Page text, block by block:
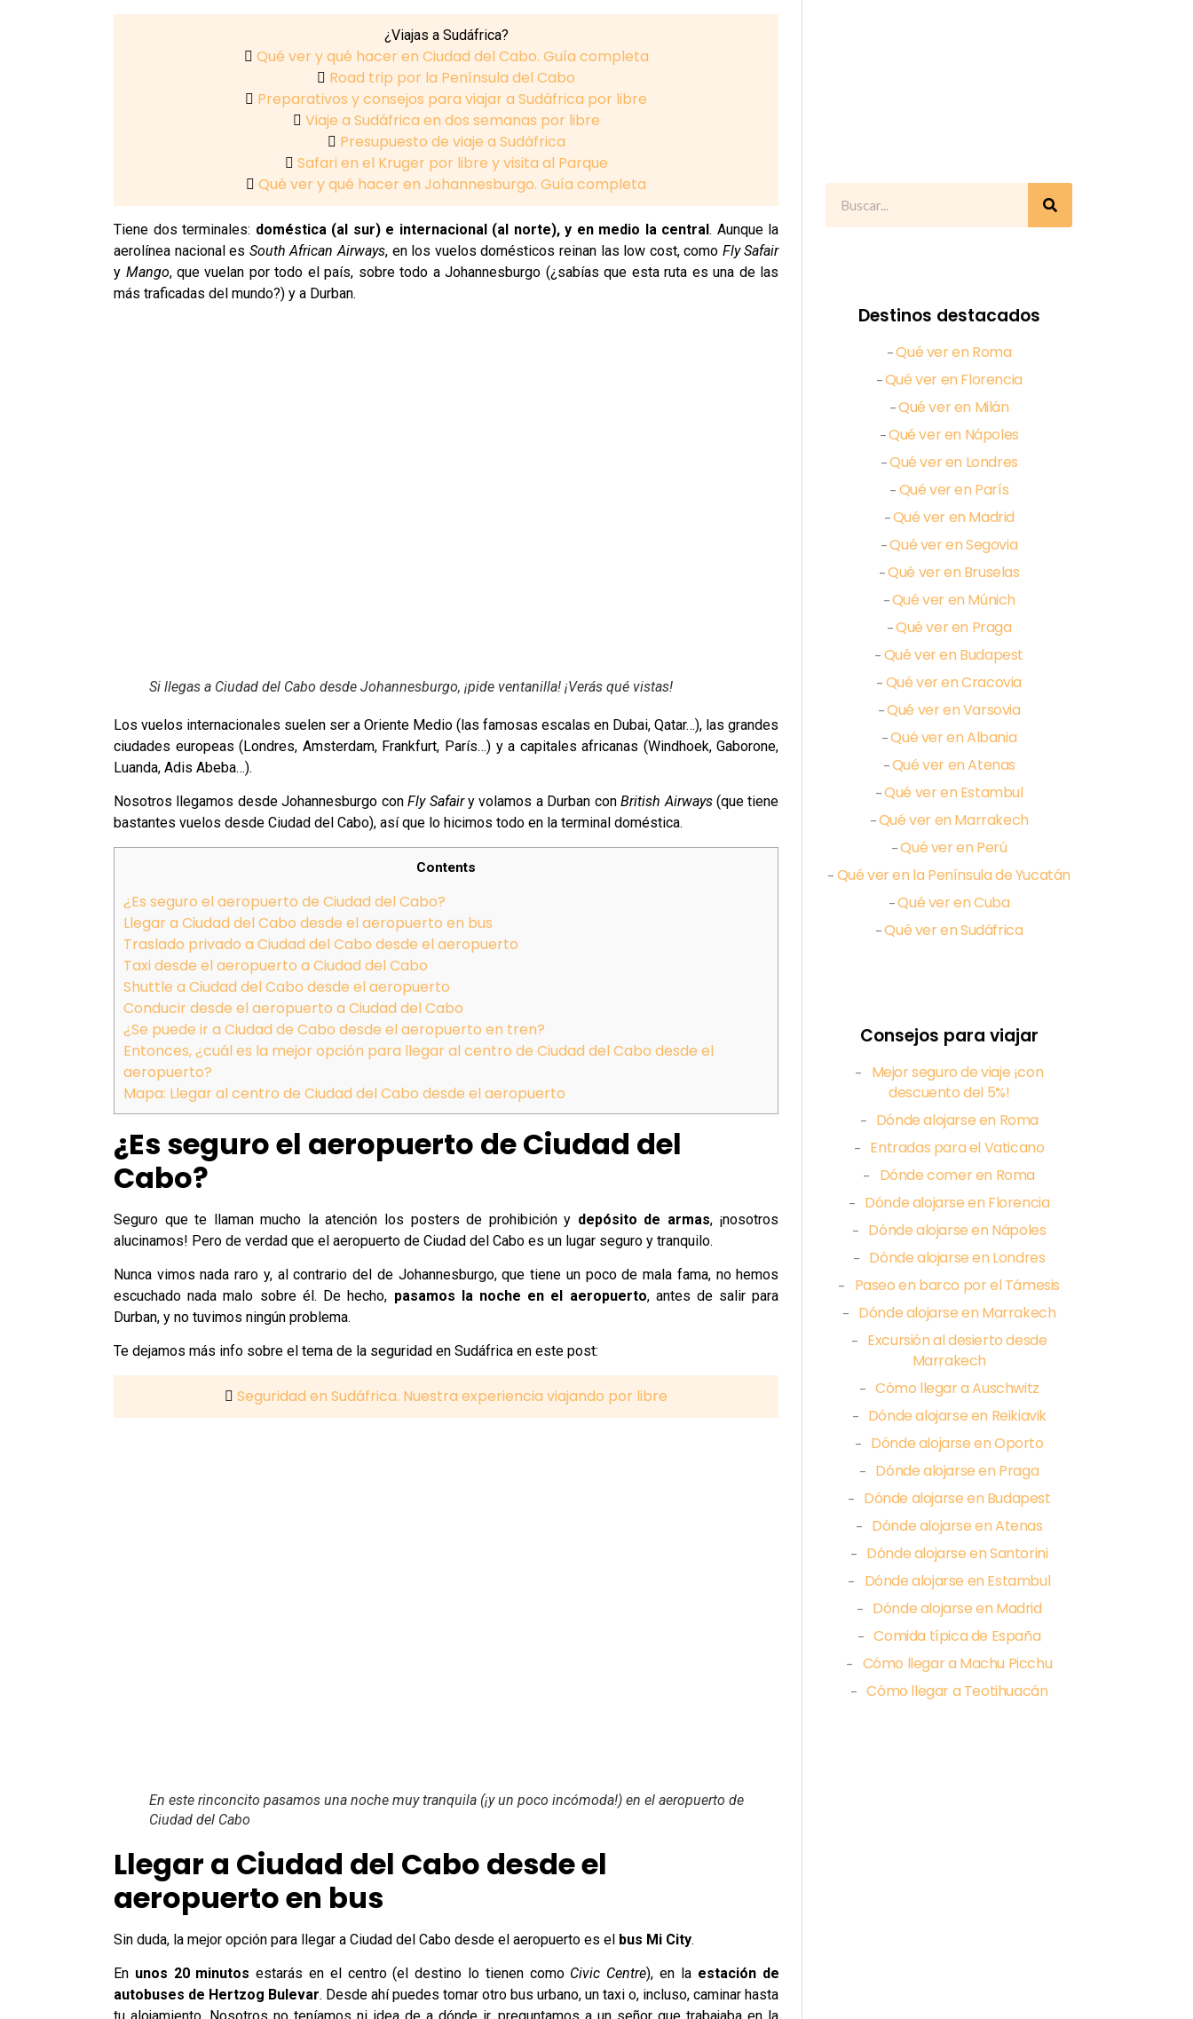
¿Viajas a Sudáfrica?
Qué ver y qué hacer en Ciudad del Cabo. Guía completa
Road trip por la Península del Cabo
Preparativos y consejos para viajar a Sudáfrica por libre
Viaje a Sudáfrica en dos semanas por libre
Presupuesto de viaje a Sudáfrica
Safari en el Kruger por libre y visita al Parque
Qué ver y qué hacer en Johannesburgo. Guía completa
Tiene dos terminales: doméstica (al sur) e internacional (al norte), y en medio la central. Aunque la
aerolínea nacional es South African Airways, en los vuelos domésticos reinan las low cost, como Fly Safair
y Mango, que vuelan por todo el país, sobre todo a Johannesburgo (¿sabías que esta ruta es una de las
más traficadas del mundo?) y a Durban.
Si llegas a Ciudad del Cabo desde Johannesburgo, ¡pide ventanilla! ¡Verás qué vistas!
Los vuelos internacionales suelen ser a Oriente Medio (las famosas escalas en Dubai, Qatar…), las grandes
ciudades europeas (Londres, Amsterdam, Frankfurt, París…) y a capitales africanas (Windhoek, Gaborone,
Luanda, Adis Abeba…).
Nosotros llegamos desde Johannesburgo conFly Safairy volamos a Durban conBritish Airways(que tiene
bastantes vuelos desde Ciudad del Cabo), así que lo hicimos todo en la terminal doméstica.
Contents
¿Es seguro el aeropuerto de Ciudad del Cabo?
Llegar a Ciudad del Cabo desde el aeropuerto en bus
Traslado privado a Ciudad del Cabo desde el aeropuerto
Taxi desde el aeropuerto a Ciudad del Cabo
Shuttle a Ciudad del Cabo desde el aeropuerto
Conducir desde el aeropuerto a Ciudad del Cabo
¿Se puede ir a Ciudad de Cabo desde el aeropuerto en tren?
Entonces, ¿cuál es la mejor opción para llegar al centro de Ciudad del Cabo desde el
aeropuerto?
Mapa: Llegar al centro de Ciudad del Cabo desde el aeropuerto
¿Es seguro el aeropuerto de Ciudad del
Cabo?
Seguro que te llaman mucho la atención los posters de prohibición y depósito de armas, ¡nosotros
alucinamos! Pero de verdad que el aeropuerto de Ciudad del Cabo es un lugar seguro y tranquilo.
Nunca vimos nada raro y, al contrario del de Johannesburgo, que tiene un poco de mala fama, no hemos
escuchado nada malo sobre él. De hecho, pasamos la noche en el aeropuerto, antes de salir para
Durban, y no tuvimos ningún problema.
Te dejamos más info sobre el tema de la seguridad en Sudáfrica en este post:
Seguridad en Sudáfrica. Nuestra experiencia viajando por libre
En este rinconcito pasamos una noche muy tranquila (¡y un poco incómoda!) en el aeropuerto de
Ciudad del Cabo
Llegar a Ciudad del Cabo desde el
aeropuerto en bus
Sin duda, la mejor opción para llegar a Ciudad del Cabo desde el aeropuerto es el bus Mi City.
En unos 20 minutosestarás en el centro (el destino lo tienen como Civic Centre), en la estación de
autobuses de Hertzog Bulevar. Desde ahí puedes tomar otro bus urbano, un taxi o, incluso, caminar hasta
Destinos destacados
–Qué ver en Roma
–Qué ver en Florencia
–Qué ver en Milán
–Qué ver en Nápoles
–Qué ver en Londres
– Qué ver en París
–Qué ver en Madrid
–Qué ver en Segovia
–Qué ver en Bruselas
–Qué ver en Múnich
–Qué ver en Praga
– Qué ver en Budapest
– Qué ver en Cracovia
–Qué ver en Varsovia
–Qué ver en Albania
–Qué ver en Atenas
–Qué ver en Estambul
–Qué ver en Marrakech
–Qué ver en Perú
– Qué ver en la Península de Yucatán
–Qué ver en Cuba
–Qué ver en Sudáfrica
Consejos para viajar
–
Mejor seguro de viaje ¡con
descuento del 5%!
– Dónde alojarse en Roma
– Entradas para el Vaticano
– Dónde comer en Roma
– Dónde alojarse en Florencia
– Dónde alojarse en Nápoles
– Dónde alojarse en Londres
– Paseo en barco por el Támesis
– Dónde alojarse en Marrakech
–
Excursión al desierto desde
Marrakech
– Cómo llegar a Auschwitz
– Dónde alojarse en Reikiavik
– Dónde alojarse en Oporto
– Dónde alojarse en Praga
– Dónde alojarse en Budapest
– Dónde alojarse en Atenas
– Dónde alojarse en Santorini
– Dónde alojarse en Estambul
– Dónde alojarse en Madrid
– Comida típica de España
– Cómo llegar a Machu Picchu
– Cómo llegar a Teotihuacán